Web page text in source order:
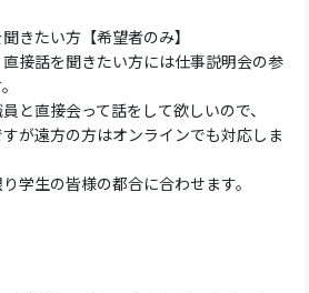
きたい方【希望者のみ】
話を聞きたい方には仕事説明会の参
直接会って話をして欲しいので、
遠方の方はオンラインでも対応しま
の皆様の都合に合わせます。